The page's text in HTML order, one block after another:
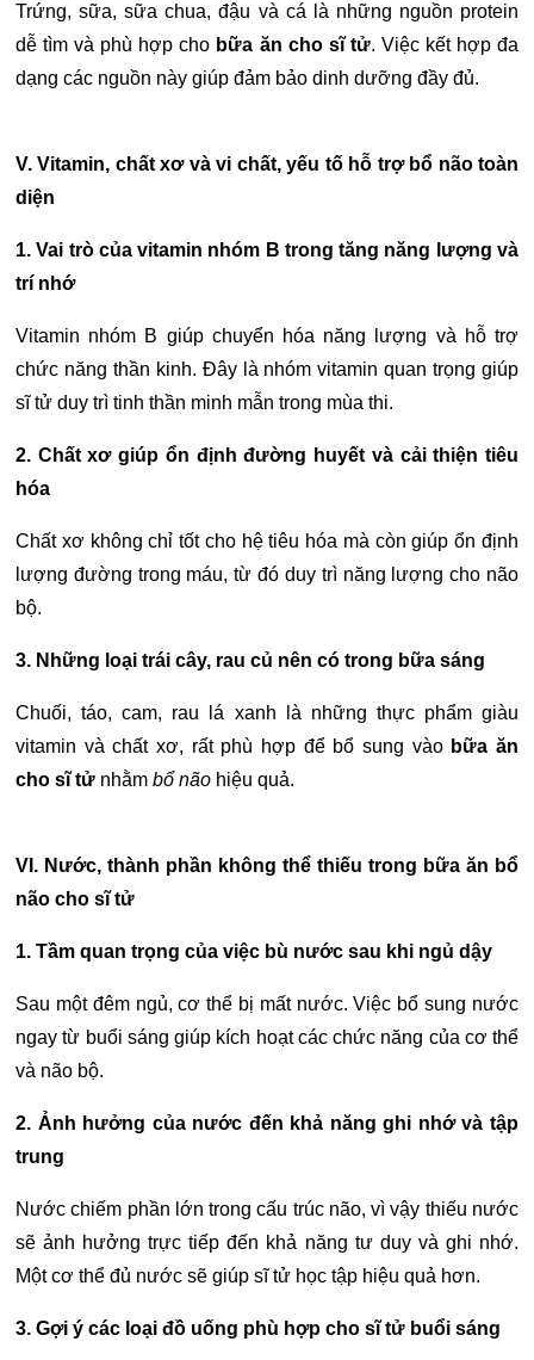
Trứng, sữa, sữa chua, đậu và cá là những nguồn protein
dễ tìm và phù hợp cho bữa ăn cho sĩ tử. Việc kết hợp đa
dạng các nguồn này giúp đảm bảo dinh dưỡng đầy đủ.
V. Vitamin, chất xơ và vi chất, yếu tố hỗ trợ bổ não toàn
diện
1. Vai trò của vitamin nhóm B trong tăng năng lượng và
trí nhớ
Vitamin nhóm B giúp chuyển hóa năng lượng và hỗ trợ
chức năng thần kinh. Đây là nhóm vitamin quan trọng giúp
sĩ tử duy trì tinh thần minh mẫn trong mùa thi.
2. Chất xơ giúp ổn định đường huyết và cải thiện tiêu
hóa
Chất xơ không chỉ tốt cho hệ tiêu hóa mà còn giúp ổn định
lượng đường trong máu, từ đó duy trì năng lượng cho não
bộ.
3. Những loại trái cây, rau củ nên có trong bữa sáng
Chuối, táo, cam, rau lá xanh là những thực phẩm giàu
vitamin và chất xơ, rất phù hợp để bổ sung vào bữa ăn
cho sĩ tử nhằm bổ não hiệu quả.
VI. Nước, thành phần không thể thiếu trong bữa ăn bổ
não cho sĩ tử
1. Tầm quan trọng của việc bù nước sau khi ngủ dậy
Sau một đêm ngủ, cơ thể bị mất nước. Việc bổ sung nước
ngay từ buổi sáng giúp kích hoạt các chức năng của cơ thể
và não bộ.
2. Ảnh hưởng của nước đến khả năng ghi nhớ và tập
trung
Nước chiếm phần lớn trong cấu trúc não, vì vậy thiếu nước
sẽ ảnh hưởng trực tiếp đến khả năng tư duy và ghi nhớ.
Một cơ thể đủ nước sẽ giúp sĩ tử học tập hiệu quả hơn.
3. Gợi ý các loại đồ uống phù hợp cho sĩ tử buổi sáng